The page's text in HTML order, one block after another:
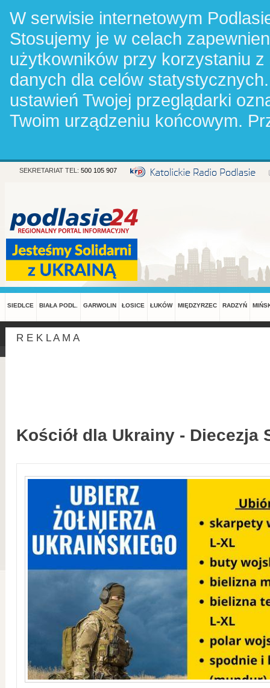
W serwisie internetowym
Stosujemy je w celach
użytkowników przy korzystaniu
danych dla celów
ustawień Twojej przeglądarki
Twoim urządzeniu końcowym.
SEKRETARIAT TEL: 500 105 907
SIEDLCE BIAŁA PODL. GARWOLIN ŁOSICE ŁUKÓW MIĘDZYRZEC RADZYŃ
R E K L A M A
Kościół dla Ukrainy - Diecezja